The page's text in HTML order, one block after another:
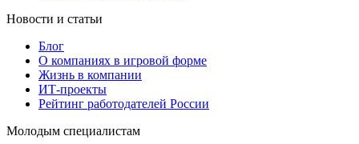
Новости и статьи
Блог
О компаниях в игровой форме
Жизнь в компании
ИТ-проекты
Рейтинг работодателей России
Молодым специалистам